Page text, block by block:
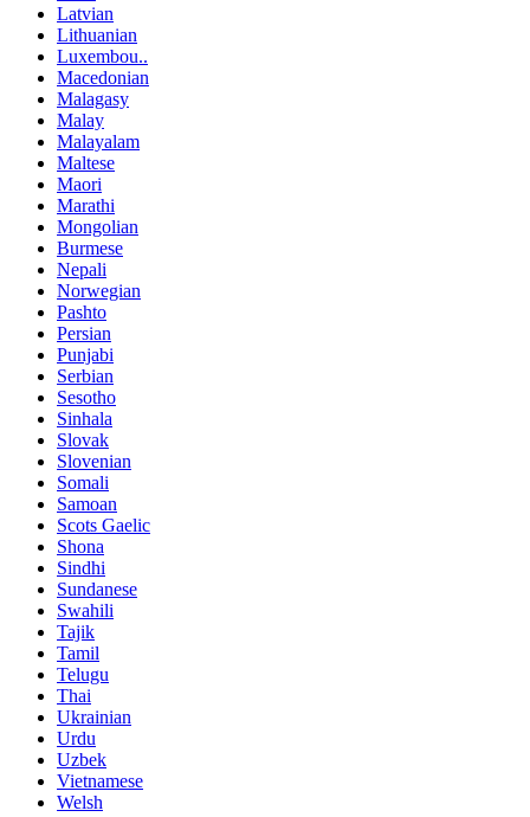
Latvian
Lithuanian
Luxembou..
Macedonian
Malagasy
Malay
Malayalam
Maltese
Maori
Marathi
Mongolian
Burmese
Nepali
Norwegian
Pashto
Persian
Punjabi
Serbian
Sesotho
Sinhala
Slovak
Slovenian
Somali
Samoan
Scots Gaelic
Shona
Sindhi
Sundanese
Swahili
Tajik
Tamil
Telugu
Thai
Ukrainian
Urdu
Uzbek
Vietnamese
Welsh